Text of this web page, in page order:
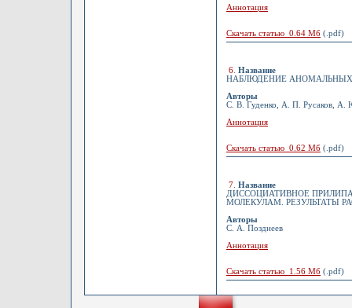
Аннотация
Скачать статью 0.64 Мб (.pdf)
6 Название
НАБЛЮДЕНИЕ АНОМАЛЬНЫХ
Авторы
С. В. Гуденко, А. П. Русаков, А.
Аннотация
Скачать статью 0.62 Мб (.pdf)
7 Название
ДИССОЦИАТИВНОЕ
МОЛЕКУЛАМ. РЕЗУЛЬТАТЫ
Авторы
С. А. Позднеев
Аннотация
Скачать статью 1.56 Мб (.pdf)